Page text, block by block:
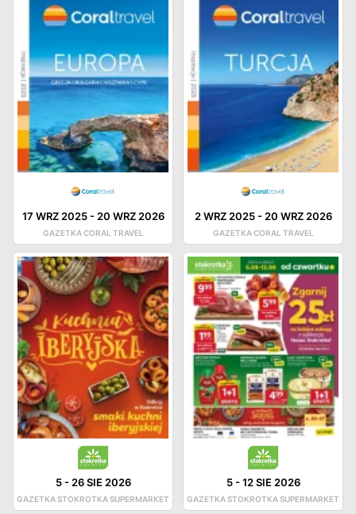
17 WRZ 2025- 20 WRZ 2026
GAZETKA CORAL TRAVEL
2 WRZ 2025- 20 WRZ 2026
GAZETKA CORAL TRAVEL
5- 26 SIE 2026
GAZETKA STOKROTKA SUPERMARKET
5-12 SIE 2026
GAZETKA STOKROTKA SUPERMARKET